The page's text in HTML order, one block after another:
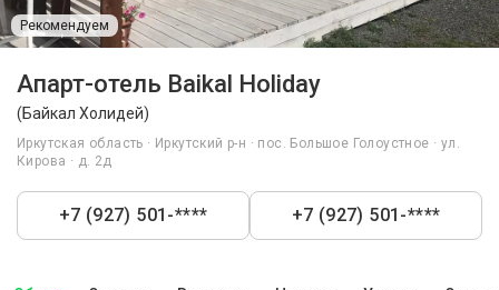
Рекомендуем
Апарт-отель Baikal Holiday
(Байкал Холидей)
Иркутская область · Иркутский р-н · пос. Большое Голоустное · ул.
Кирова · д. 2д
+7 (927) 501-**** +7 (927) 501-****